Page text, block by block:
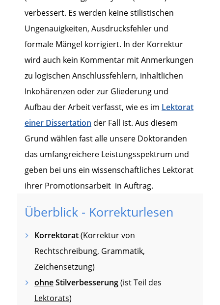
verbessert. Es werden keine stilistischen
Ungenauigkeiten, Ausdrucksfehler und
formale Mängel korrigiert. In der Korrektur
wird auch kein Kommentar mit Anmerkungen
zu logischen Anschlussfehlern, inhaltlichen
Inkohärenzen oder zur Gliederung und
Aufbau der Arbeit verfasst, wie es im Lektorat
einer Dissertation der Fall ist. Aus diesem
Grund wählen fast alle unsere Doktoranden
das umfangreichere Leistungsspektrum und
geben bei uns ein wissenschaftliches Lektorat
ihrer Promotionsarbeit in Auftrag.
Überblick - Korrekturlesen
Korrektorat(Korrektur von
Rechtschreibung, Grammatik,
Zeichensetzung)
ohneStilverbesserung(ist Teil des
Lektorats)